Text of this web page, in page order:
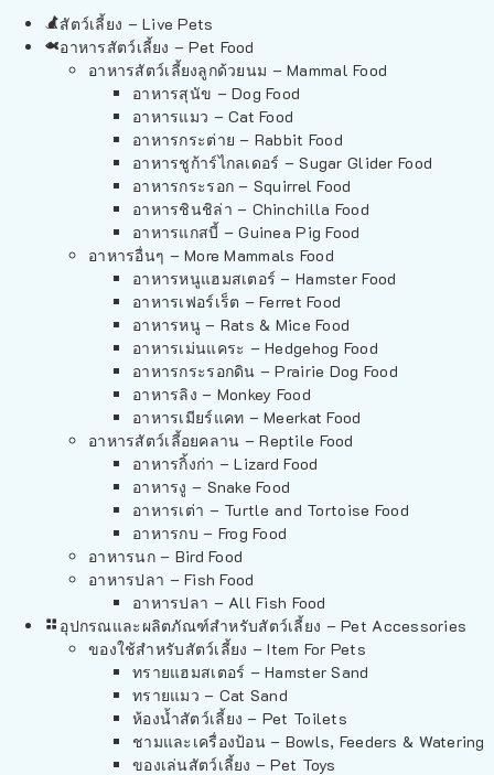
สัตว์เลี้ยง – Live Pets
อาหารสัตว์เลี้ยง – Pet Food
อาหารสัตว์เลี้ยงลูกด้วยนม – Mammal Food
อาหารสุนัข – Dog Food
อาหารแมว – Cat Food
อาหารกระต่าย – Rabbit Food
อาหารชูก้าร์ไกลเดอร์ – Sugar Glider Food
อาหารกระรอก – Squirrel Food
อาหารชินชิล่า – Chinchilla Food
อาหารแกสบี้ – Guinea Pig Food
อาหารอื่นๆ – More Mammals Food
อาหารหนูแฮมสเตอร์ – Hamster Food
อาหารเฟอร์เร็ต – Ferret Food
อาหารหนู – Rats & Mice Food
อาหารเม่นแคระ – Hedgehog Food
อาหารกระรอกดิน – Prairie Dog Food
อาหารลิง – Monkey Food
อาหารเมียร์แคท – Meerkat Food
อาหารสัตว์เลี้อยคลาน – Reptile Food
อาหารกิ้งก่า – Lizard Food
อาหารงู – Snake Food
อาหารเต่า – Turtle and Tortoise Food
อาหารกบ – Frog Food
อาหารนก – Bird Food
อาหารปลา – Fish Food
อาหารปลา – All Fish Food
อุปกรณและผลิตภัณฑ์สำหรับสัตว์เลี้ยง – Pet Accessories
ของใช้สำหรับสัตว์เลี้ยง – Item For Pets
ทรายแฮมสเตอร์ – Hamster Sand
ทรายแมว – Cat Sand
ห้องน้ำสัตว์เลี้ยง – Pet Toilets
ชามและเครื่องป้อน – Bowls, Feeders & Watering
ของเล่นสัตว์เลี้ยง – Pet Toys